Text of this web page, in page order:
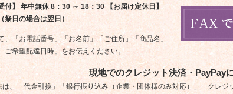
付】 年中無休 8：30 ～ 18：30 【お届け定休日】
祭日の場合は翌日）
、「お電話番号」「お名前」「ご住所」「商品名」
ご希望配達日時」をお伝えください。
現地でのクレジット決済・PayPay
は、「代金引換」「銀行振り込み（企業・団体様のみ対応）」「クレ